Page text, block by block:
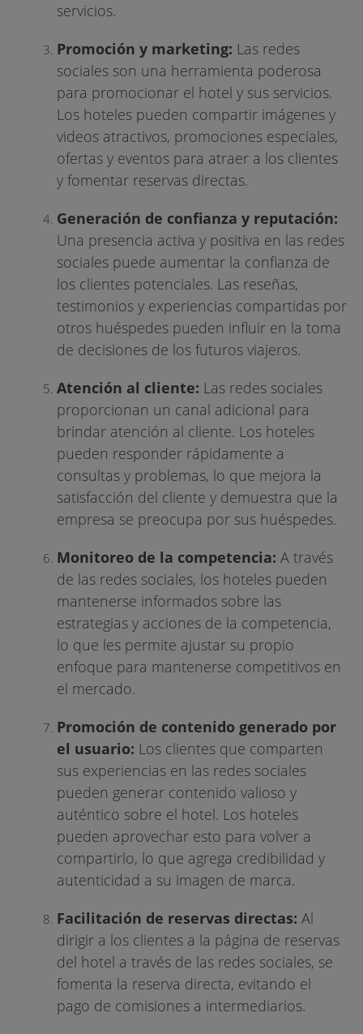
servicios.
Promoción y marketing: Las redes
sociales son una herramienta poderosa
para promocionar el hotel y sus servicios.
Los hoteles pueden compartir imágenes y
videos atractivos, promociones especiales,
ofertas y eventos para atraer a los clientes
y fomentar reservas directas.
Generación de confianza y reputación:
Una presencia activa y positiva en las redes
sociales puede aumentar la confianza de
los clientes potenciales. Las reseñas,
testimonios y experiencias compartidas por
otros huéspedes pueden influir en la toma
de decisiones de los futuros viajeros.
Atención al cliente: Las redes sociales
proporcionan un canal adicional para
brindar atención al cliente. Los hoteles
pueden responder rápidamente a
consultas y problemas, lo que mejora la
satisfacción del cliente y demuestra que la
empresa se preocupa por sus huéspedes.
Monitoreo de la competencia: A través
de las redes sociales, los hoteles pueden
mantenerse informados sobre las
estrategias y acciones de la competencia,
lo que les permite ajustar su propio
enfoque para mantenerse competitivos en
el mercado.
Promoción de contenido generado por
el usuario: Los clientes que comparten
sus experiencias en las redes sociales
pueden generar contenido valioso y
auténtico sobre el hotel. Los hoteles
pueden aprovechar esto para volver a
compartirlo, lo que agrega credibilidad y
autenticidad a su imagen de marca.
Facilitación de reservas directas: Al
dirigir a los clientes a la página de reservas
del hotel a través de las redes sociales, se
fomenta la reserva directa, evitando el
pago de comisiones a intermediarios.